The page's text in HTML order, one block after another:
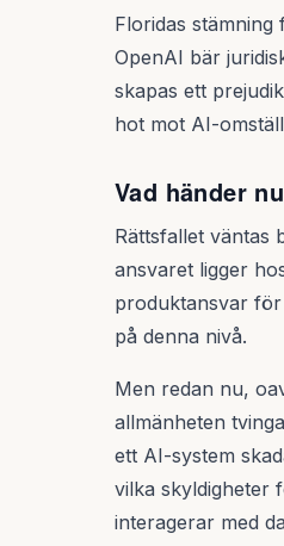
Floridas
OpenAI bär
skapas ett
hot mot AI-
Vad händer
Rättsfallet väntas
ansvaret ligger
produktansvar
på denna nivå.
Men redan nu,
allmänheten
ett AI-system
vilka skyldigheter
interagerar med